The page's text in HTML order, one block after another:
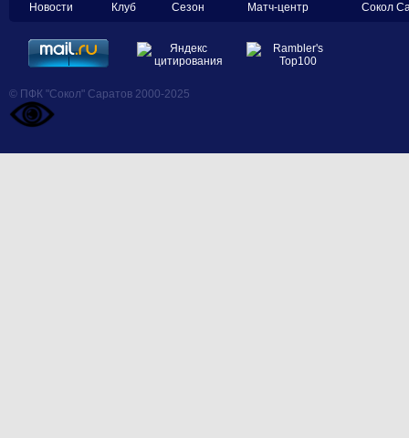
Новости Клуб Сезон Матч-центр Сокол
© ПФК "Сокол" Саратов 2000-2025